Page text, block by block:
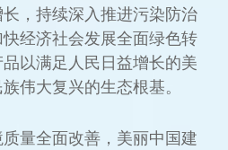
，持续深入推进污染防治
经济社会发展全面绿色转
以满足人民日益增长的美
伟大复兴的生态根基。
量全面改善，美丽中国建